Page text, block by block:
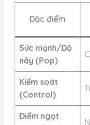
Đặc điểm
Sức mạnh/Độ
nảy (Pop)
Kiểm soát
(Control)
Điểm ngọt